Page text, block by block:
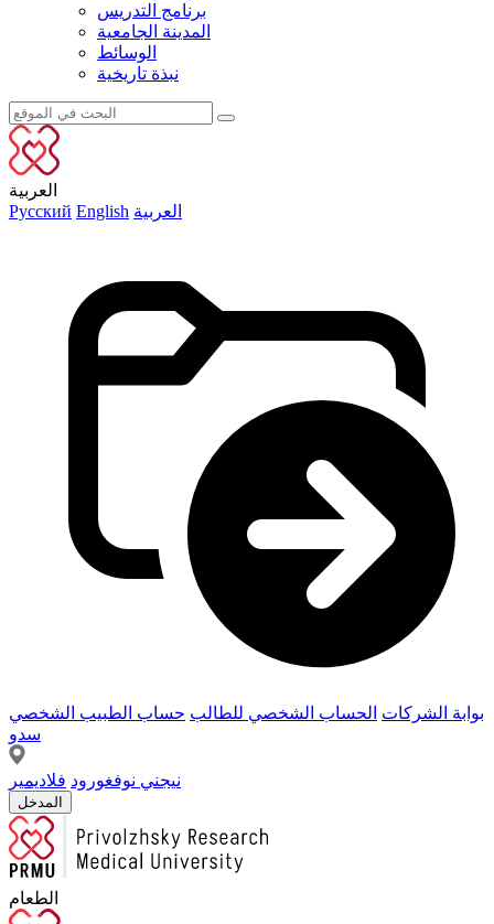
برنامج التدريس
المدينة الجامعية
الوسائط
نبذة تاريخية
العربية
Русский English العربية
بوابة الشركات الحساب الشخصي للطالب حساب الطبيب الشخصي
سدو
نيجني نوفغورود فلاديمير
المدخل
الطعام